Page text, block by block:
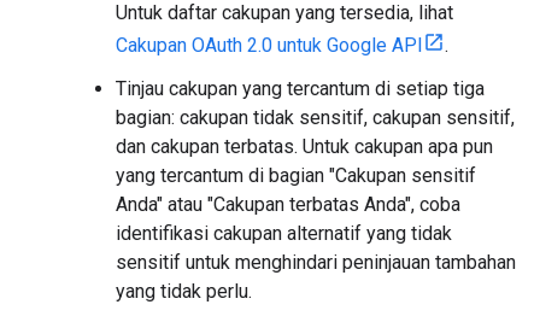
Untuk daftar cakupan yang tersedia, lihat
Cakupan OAuth 2.0 untuk Google API
.
Tinjau cakupan yang tercantum di setiap tiga
bagian: cakupan tidak sensitif, cakupan sensitif,
dan cakupan terbatas. Untuk cakupan apa pun
yang tercantum di bagian "Cakupan sensitif
Anda" atau "Cakupan terbatas Anda", coba
identifikasi cakupan alternatif yang tidak
sensitif untuk menghindari peninjauan tambahan
yang tidak perlu.